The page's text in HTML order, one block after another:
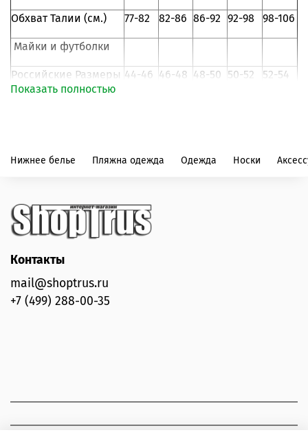
Обхват Талии (см.) 77-82 82-86 86-92 92-98 98-106
Майки и футболки
Российские Размеры 44-46 46-48 48-50 50-52 52-54
Показать полностью
Нижнее белье Пляжна одежда Одежда Носки
Контакты
mail@shoptrus.ru
+7 (499) 288-00-35